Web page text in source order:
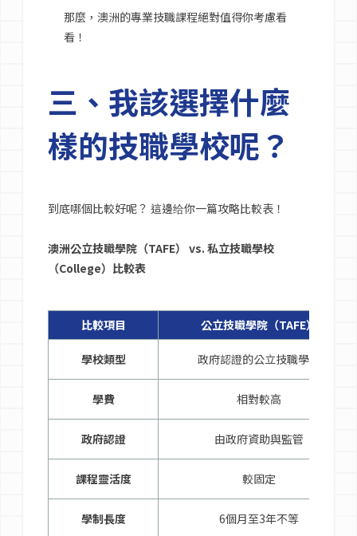
那麼，澳洲的專業技職課程絕對值得你考慮看
看！
三、我該選擇什麼
樣的技職學校呢？
到底哪個比較好呢？ 這邊给你一篇攻略比較表！
澳洲公立技職學院（TAFE） vs. 私立技職學校
（College）比較表
比較項目 公立技職學院（TAFE）
學校類型 政府認證的公立技職學院
學費 相對較高
政府認證 由政府資助與監管
課程靈活度 較固定
學制長度 6個月至3年不等